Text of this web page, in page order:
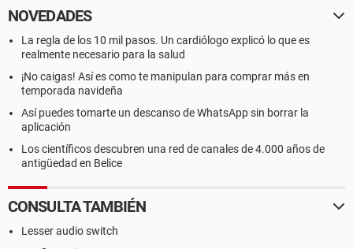
NOVEDADES
La regla de los 10 mil pasos. Un cardiólogo explicó lo que es
realmente necesario para la salud
¡No caigas! Así es como te manipulan para comprar más en
temporada navideña
Así puedes tomarte un descanso de WhatsApp sin borrar la
aplicación
Los científicos descubren una red de canales de 4.000 años de
antigüedad en Belice
CONSULTA TAMBIÉN
Lesser audio switch